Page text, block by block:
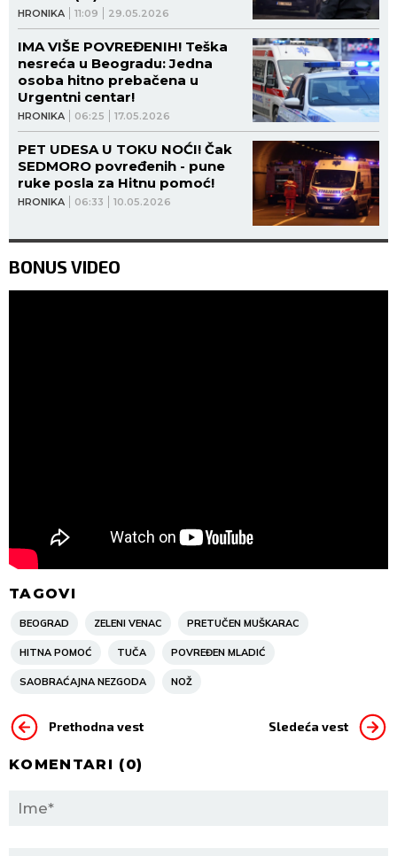
HRONIKA 11:09 29.05.2026
HRONIKA 06:25 17.05.2026
IMA VIŠE POVREĐENIH! Teška
nesreća u Beogradu: Jedna
osoba hitno prebačena u
Urgentni centar!
HRONIKA 06:33 10.05.2026
PET UDESA U TOKU NOĆI! Čak
SEDMORO povređenih - pune
ruke posla za Hitnu pomoć!
BONUS VIDEO
TAGOVI
BEOGRAD ZELENI VENAC PRETUČEN MUŠKARAC
HITNA POMOĆ TUČA POVREĐEN MLADIĆ
SAOBRAĆAJNA NEZGODA NOŽ
Prethodna vest Sledeća vest
KOMENTARI (0)